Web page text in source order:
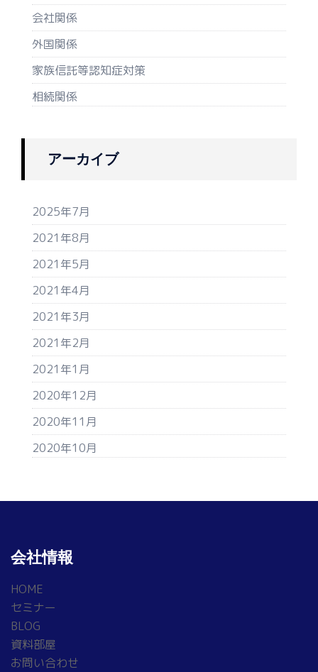
会社関係
外国関係
家族信託等認知症対策
相続関係
アーカイブ
2025年7月
2021年8月
2021年5月
2021年4月
2021年3月
2021年2月
2021年1月
2020年12月
2020年11月
2020年10月
会社情報
HOME
セミナー
BLOG
資料部屋
お問い合わせ